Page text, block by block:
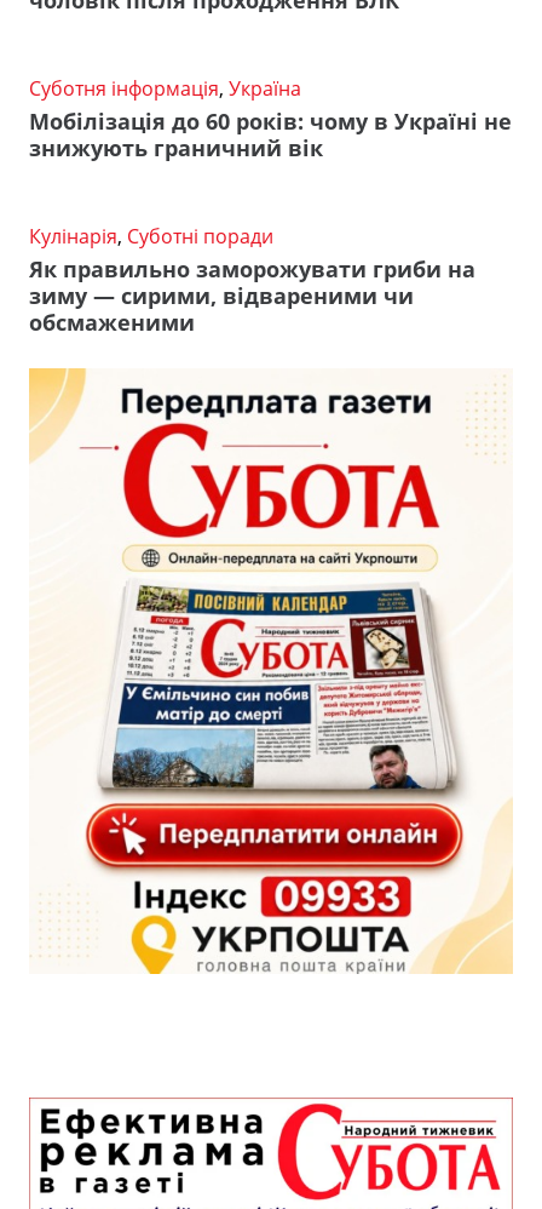
Суботня інформація, Україна
Мобілізація до 60 років: чому в Україні не
знижують граничний вік
Кулінарія, Суботні поради
Як правильно заморожувати гриби на
зиму — сирими, відвареними чи
обсмаженими